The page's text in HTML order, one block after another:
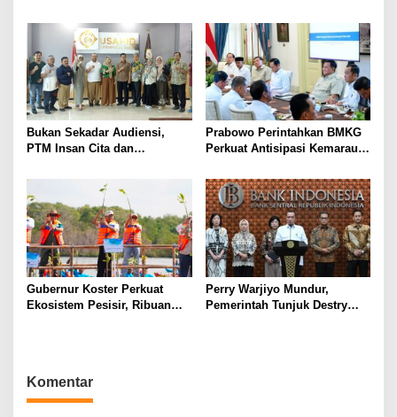
Advokasi dan Paralegal
Bersama LKLH FH UHAMKA
Kemerdekaan Indonesia
Bukan Sekadar Audiensi,
PTM Insan Cita dan
Kolaborasi Open Turnamen
Tenis Meja
Prabowo Perintahkan BMKG
Perkuat Antisipasi Kemarau
Gubernur Koster Perkuat
Ekosistem Pesisir, Ribuan
Perry Warjiyo Mundur,
Pemerintah Tunjuk Destry
Komentar